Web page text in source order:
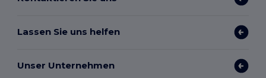
Lassen Sie uns helfen
Unser Unternehmen